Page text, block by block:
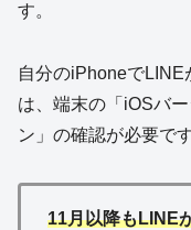
す。
自分のiPhoneでLINE
は、端末の「iOSバ
ン」の確認が必要です
11月以降もLINE